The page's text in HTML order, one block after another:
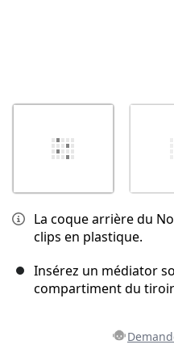
La coque arrière du
clips en plastique.
Insérez un médiator
compartiment du